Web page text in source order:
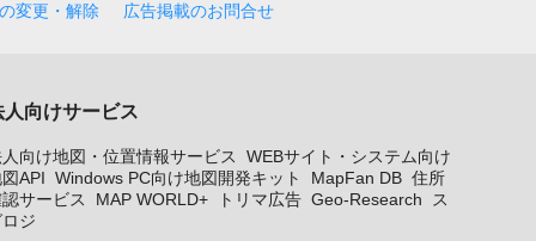
変更・解除 広告掲載のお問合せ
人向けサービス
向け地図・位置情報サービス
WEBサイト・システム向け
API Windows PC向け地図開発キット MapFan DB 住所
サービス
MAP WORLD+ トリマ広告 Geo-Research
ス
ジ